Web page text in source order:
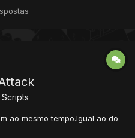
me ajudar?
Scripts
ao mesmo tempo.Igual ao do